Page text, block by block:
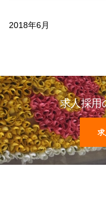
2018年6月
求人採用